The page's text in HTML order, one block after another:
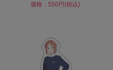
価格：550円(税込)